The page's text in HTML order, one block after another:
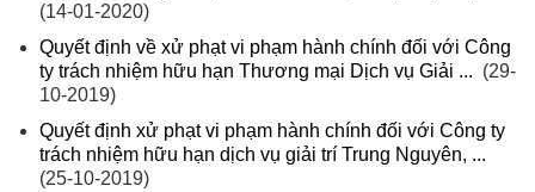
(14-01-2020)
Quyết định về xử phạt vi phạm hành chính đối với Công
ty trách nhiệm hữu hạn Thương mại Dịch vụ Giải ... (29-
10-2019)
Quyết định xử phạt vi phạm hành chính đối với Công ty
trách nhiệm hữu hạn dịch vụ giải trí Trung Nguyên, ...
(25-10-2019)